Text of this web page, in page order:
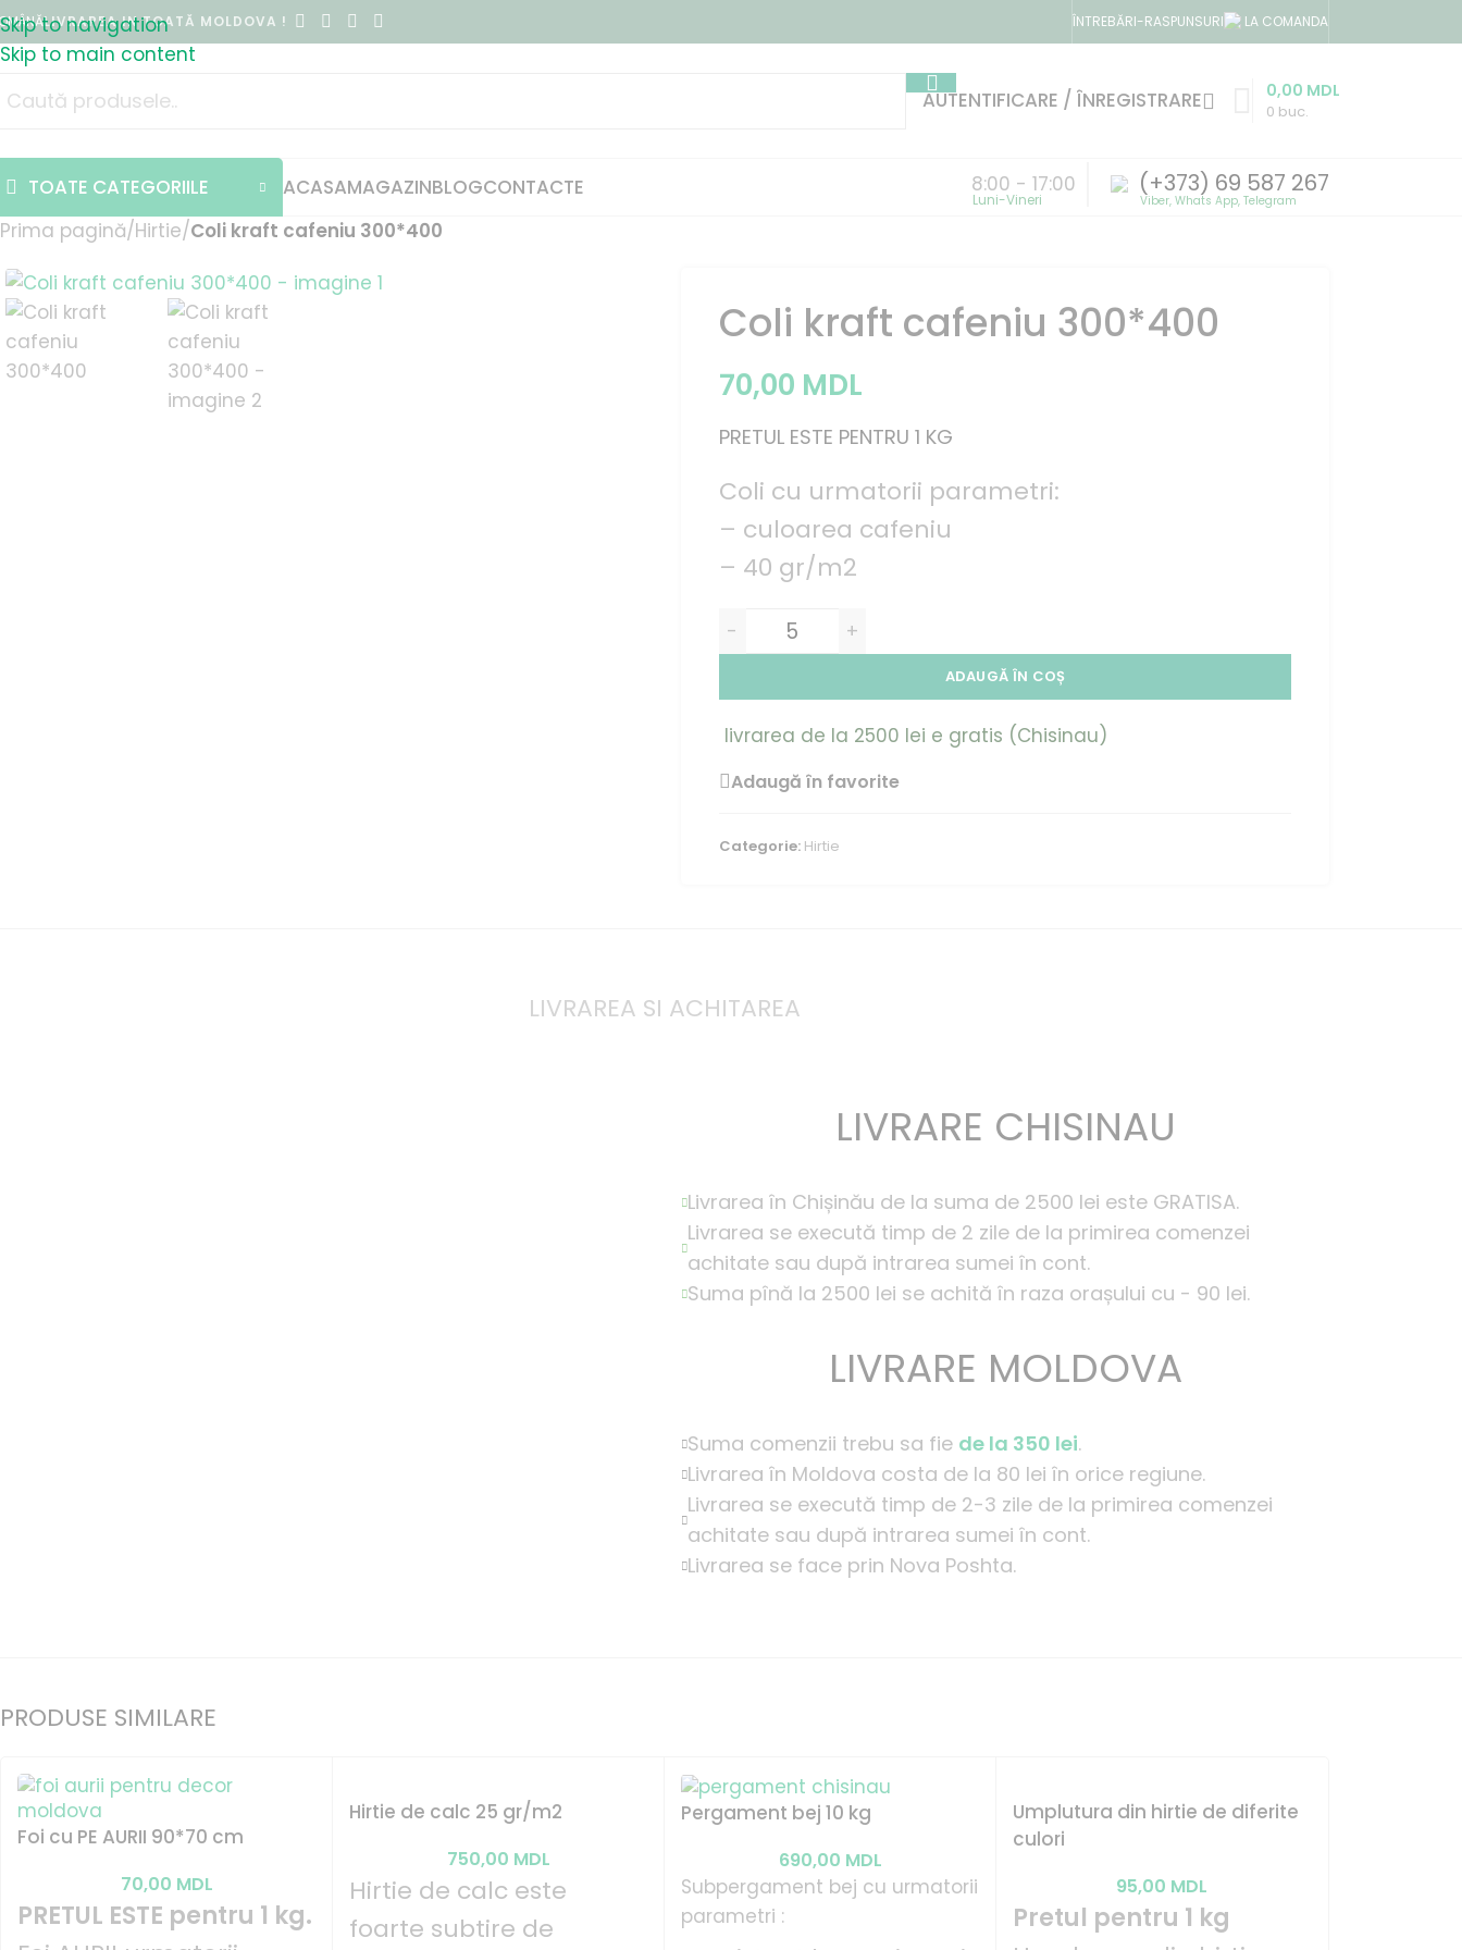
Skip to navigation
Skip to main content
LIVRAREA IN TOATĂ MOLDOVA ! ÎNTREBĂRI-RASPUNSURI LA COMANDA
AUTENTIFICARE / ÎNREGISTRARE 0 buc.
0,00 MDL
TOATE CATEGORIILE ACASAMAGAZINBLOGCONTACTE 8:00 - 17:00 (+373) 69 587 267
Prima pagină/Hirtie/Coli kraft cafeniu 300*400
Coli kraft cafeniu 300*400
70,00 MDL
PRETUL ESTE PENTRU 1 KG
Coli cu urmatorii parametri:
– culoarea cafeniu
– 40 gr/m2
- +
ADAUGĂ ÎN COȘ
livrarea de la 2500 lei e gratis (Chisinau)
Adaugă în favorite
Categorie: Hirtie
LIVRAREA SI ACHITAREA
LIVRARE CHISINAU
Livrarea în Chișinău de la suma de 2500 lei este GRATISA.
Livrarea se execută timp de 2 zile de la primirea comenzei
achitate sau după intrarea sumei în cont.
Suma pînă la 2500 lei se achită în raza orașului cu - 90 lei.
LIVRARE MOLDOVA
Suma comenzii trebu sa fie de la 350 lei.
Livrarea în Moldova costa de la 80 lei în orice regiune.
Livrarea se execută timp de 2-3 zile de la primirea comenzei
achitate sau după intrarea sumei în cont.
Livrarea se face prin Nova Poshta.
PRODUSE SIMILARE
Foi cu PE AURII 90*70 cm
70,00 MDL
PRETUL ESTE pentru 1 kg.
Hirtie de calc 25 gr/m2
750,00 MDL
Hirtie de calc este
foarte subtire de
Pergament bej 10 kg
690,00 MDL
Subpergament bej cu urmatorii
parametri :
Umplutura din hirtie de diferite
culori
95,00 MDL
Pretul pentru 1 kg